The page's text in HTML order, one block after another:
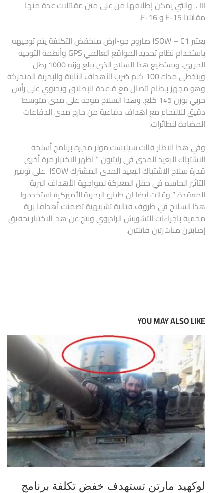
III . والتي يمكن إطلاقها من على متن مقاتلات عدة منها
مقاتلتا F-15 و F-16.
يعتبر JSOW – C1 صاروخ جو-ارض منخفض التكلفة يتم توجيهه
باستخدام نظام تحديد المواقع العالمي GPS وأنظمة التوجيه
الحراري. ويستطيع هذا السلاح الذي يبلع وزنه 1000 رطل
ويتخطى مداه 100 كلم ضرب الأهداف الثابتة والبحرية المتحركة
وهو مجهز بنظام اتصال مع قاعدة الإطلاق ويحتوي على رأس
حربي بوزن 145 كلغ. وهذا السلاح موجه على مدى متوسط
دقيق للالتحام مع أهداف دفاعية من خارج مدى الدفاعات
المضادة للطائرات.
وفي هذا الاطار قالت سيليست مولر مديرة برنامج أسلحة
الاشتباك البعيد المدى في رايثيون ” اظهر الاختبار مرة أخرى
قدرة سلاح الاشتباك البعيد المدى المشترك JSOW على توفير
التاثير الحاسم في حقل المعركة لمواجهة الأهداف البرية
المعقدة ” وقالت أيضا ان طيارو البحرية الأميركية استخدموا
هذا السلاح في ظروف قتالية تشبيهية تضمنت أهدافا برية
محمية باجراءات التشويش الراديوي ونتج عن هذا الاختبار تحقيق
إصابتين مباشرتين قاتلتين.
YOU MAY ALSO LIKE
لوكهيد مارتن تستهدف خفض تكلفة برنامج